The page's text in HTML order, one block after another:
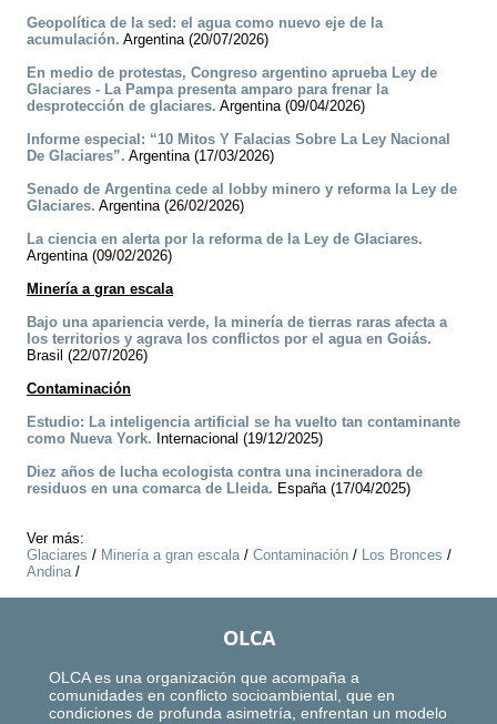
Geopolítica de la sed: el agua como nuevo eje de la
acumulación. Argentina (20/07/2026)
En medio de protestas, Congreso argentino aprueba Ley de
Glaciares - La Pampa presenta amparo para frenar la
desprotección de glaciares. Argentina (09/04/2026)
Informe especial: “10 Mitos Y Falacias Sobre La Ley Nacional
De Glaciares”. Argentina (17/03/2026)
Senado de Argentina cede al lobby minero y reforma la Ley de
Glaciares. Argentina (26/02/2026)
La ciencia en alerta por la reforma de la Ley de Glaciares.
Argentina (09/02/2026)
Minería a gran escala
Bajo una apariencia verde, la minería de tierras raras afecta a
los territorios y agrava los conflictos por el agua en Goiás.
Brasil (22/07/2026)
Contaminación
Estudio: La inteligencia artificial se ha vuelto tan contaminante
como Nueva York. Internacional (19/12/2025)
Diez años de lucha ecologista contra una incineradora de
residuos en una comarca de Lleida. España (17/04/2025)
Ver más:
Glaciares / Minería a gran escala/ Contaminación / Los Bronces /
Andina/
OLCA
OLCA es una organización que acompaña a
comunidades en conflicto socioambiental, que en
condiciones de profunda asimetría, enfrentan un modelo